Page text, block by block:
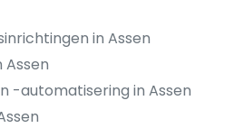
in Assen
Assen
-automatisering in Assen